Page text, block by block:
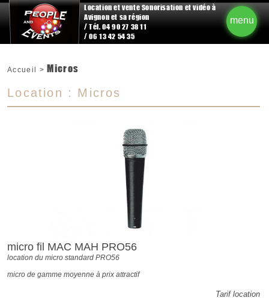
Location et vente Sonorisation et vidéo à
Avignon et sa région
/ Tél. 04 90 27 38 11
/ 06 13 42 54 35
menu
Accueil > Micros
Location : Micros
micro fil MAC MAH PRO56
location du micro standard PRO56
micro de gamme moyenne à prix attractif
Tarif location